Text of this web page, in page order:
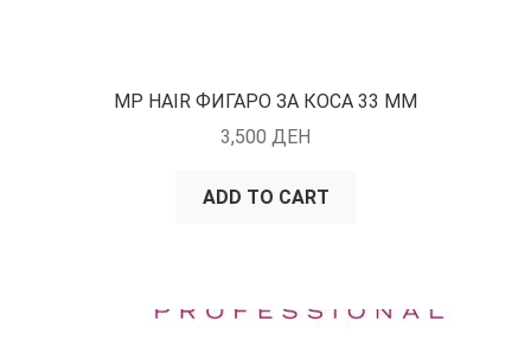
MP HAIR ФИГАРО ЗА КОСА 33 ММ
3,500 ДЕН
ADD TO CART